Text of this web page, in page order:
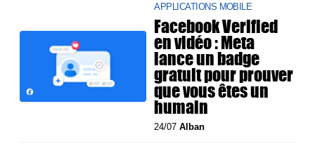
APPLICATIONS MOBILE
Facebook Verified
en vidéo : Meta
lance un badge
gratuit pour prouver
que vous êtes un
humain
24/07Alban